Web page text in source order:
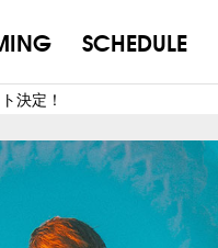
SCHEDULE
決定！